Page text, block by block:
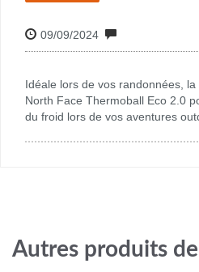
09/09/2024
Idéale lors de vos randonnées,
North Face Thermoball Eco 2.0
du froid lors de vos aventures
Autres produits